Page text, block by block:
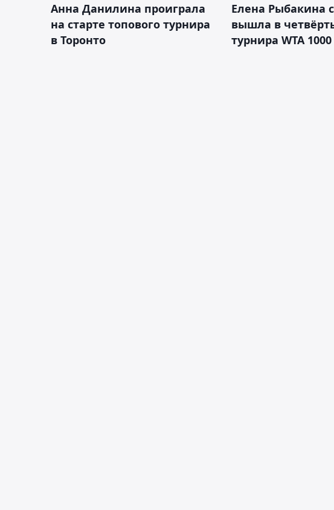
Анна Данилина проиграла
на старте топового турнира
в Торонто
Елена Рыбакина
вышла в
турнира WTA